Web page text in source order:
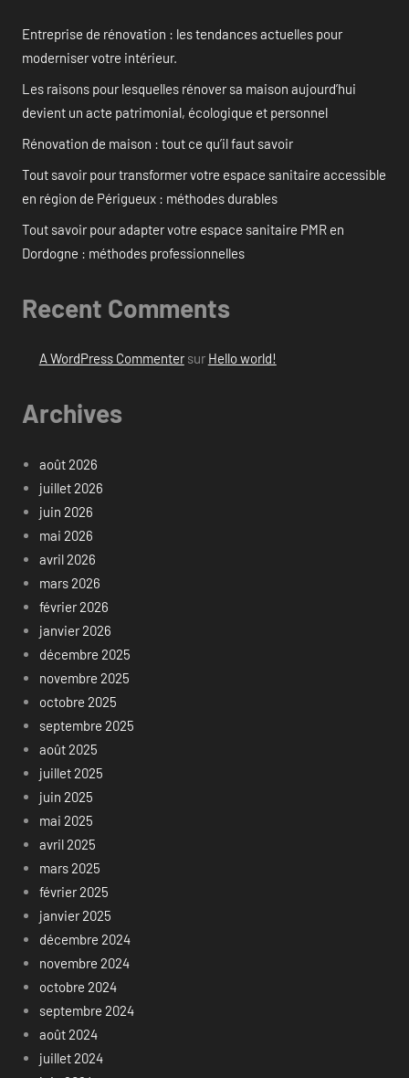
Entreprise de rénovation : les tendances actuelles pour
moderniser votre intérieur.
Les raisons pour lesquelles rénover sa maison aujourd’hui
devient un acte patrimonial, écologique et personnel
Rénovation de maison : tout ce qu’il faut savoir
Tout savoir pour transformer votre espace sanitaire accessible
en région de Périgueux : méthodes durables
Tout savoir pour adapter votre espace sanitaire PMR en
Dordogne : méthodes professionnelles
Recent Comments
A WordPress Commentersur Hello world!
Archives
août 2026
juillet 2026
juin 2026
mai 2026
avril 2026
mars 2026
février 2026
janvier 2026
décembre 2025
novembre 2025
octobre 2025
septembre 2025
août 2025
juillet 2025
juin 2025
mai 2025
avril 2025
mars 2025
février 2025
janvier 2025
décembre 2024
novembre 2024
octobre 2024
septembre 2024
août 2024
juillet 2024